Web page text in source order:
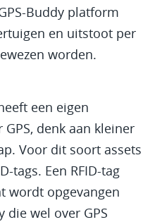
Buddy platform
en uitstoot per
worden.
een eigen
denk aan kleiner
Voor dit soort assets
tags. Een RFID-tag
wordt opgevangen
die wel over GPS